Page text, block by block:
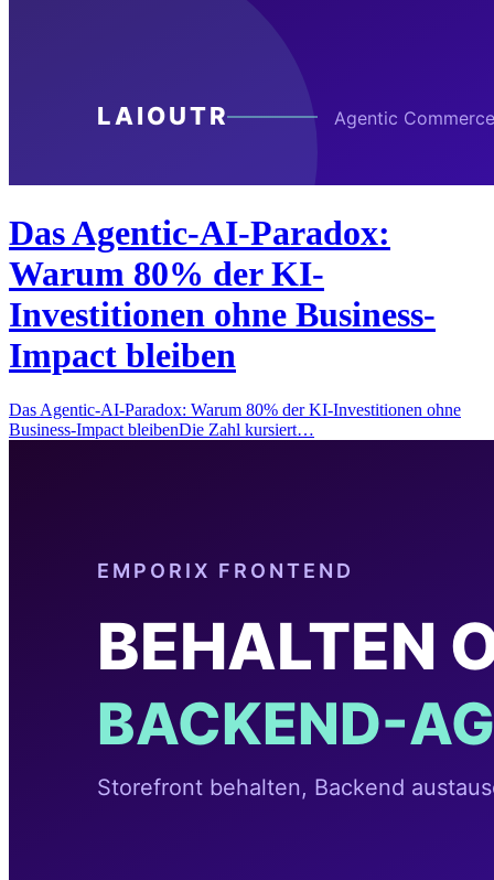
Das Agentic-AI-Paradox:
Warum 80% der KI-
Investitionen ohne Business-
Impact bleiben
Das Agentic-AI-Paradox: Warum 80% der KI-Investitionen ohne
Business-Impact bleibenDie Zahl kursiert…